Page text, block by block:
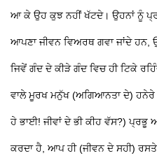
ਆ ਕੇ ਉਹ ਕੁਝ ਨਹੀਂ ਖੱਟਦੇ। ਉਹਨਾਂ ਨੂੰ
ਆਪਣਾ ਜੀਵਨ ਵਿਅਰਥ ਗਵਾ ਜਾਂਦੇ
ਜਿਵੇਂ ਗੰਦ ਦੇ ਕੀੜੇ ਗੰਦ ਵਿਚ ਹੀ ਟਿਕੇ
ਵਾਲੇ ਮੂਰਖ ਮਨੁੱਖ (ਅਗਿਆਨਤਾ ਦੇ) ਹਨੇਰੇ
ਹੇ ਭਾਈ! ਜੀਵਾਂ ਦੇ ਭੀ ਕੀਹ ਵੱਸ?) ਪ੍ਰਭੂ
ਕਰਦਾ ਹੈ, ਆਪ ਹੀ (ਜੀਵਨ ਦੇ ਸਹੀ)